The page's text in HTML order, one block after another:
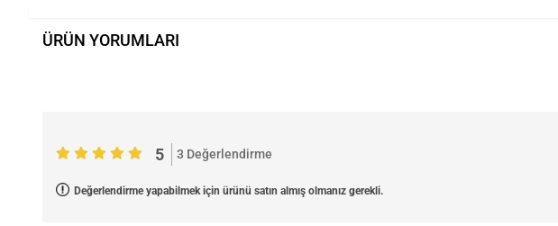
ÜRÜN YORUMLARI
5 3 Değerlendirme
Değerlendirme yapabilmek için ürünü satın almış olmanız gerekli.